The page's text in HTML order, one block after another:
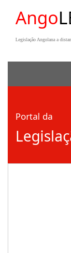
Ango
Legislação Angolana a
Portal da